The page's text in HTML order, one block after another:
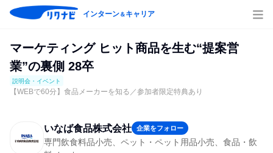
インターン＆キャリア
マーケティング ヒット商品を生む“提案営
業”の裏側 28卒
説明会・イベント
【WEBで60分】食品メーカーを知る／参加者限定特典あり
いなば食品株式会社 企業をフォロー
専門飲食料品小売、ペット・ペット用品小売、食品・飲